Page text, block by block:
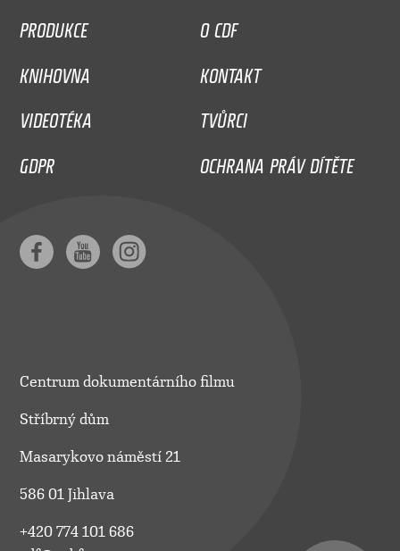
PRODUKCE
O CDF
KNIHOVNA
KONTAKT
VIDEOTÉKA
TVŮRCI
GDPR
OCHRANA PRÁV DÍTĚTE
Centrum dokumentárního filmu
Stříbrný dům
Masarykovo náměstí 21
586 01 Jihlava
+420 774 101 686